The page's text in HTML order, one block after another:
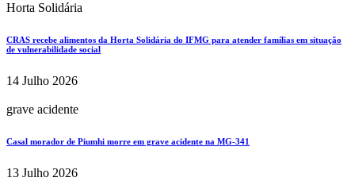
Horta Solidária
CRAS recebe alimentos da Horta Solidária do IFMG para atender famílias em situação
de vulnerabilidade social
14 Julho 2026
grave acidente
Casal morador de Piumhi morre em grave acidente na MG-341
13 Julho 2026